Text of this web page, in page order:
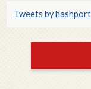
Tweets by